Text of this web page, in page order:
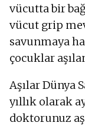
vücutta bir
vücut grip
savunmaya
çocuklar
Aşılar Dünya
yıllık olarak
doktorunuz